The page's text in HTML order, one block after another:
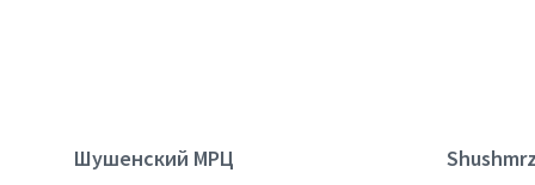
Шушенский МРЦ